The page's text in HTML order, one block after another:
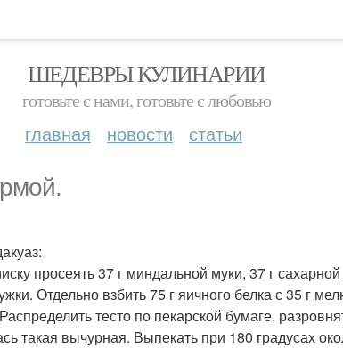
ШЕДЕВРЫ КУЛИНАРИИ
готовьте с нами, готовьте с любовью
главная новости статьи
просеять 37 г миндальной муки, 37 г
Отдельно взбить 75 г яичного белка с 35 г
тесто по пекарской бумаге,
такая вычурная. Выпекать при 180 градусах